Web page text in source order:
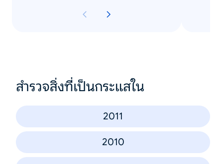
สำรวจสิ่งที่เป็นกระแสใน
2011
2010